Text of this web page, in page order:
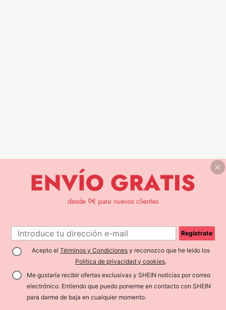
Regístrate
Acepto elTérminos y Condiciones y reconozco que he leído los
Política de privacidad y cookies.
Me gustaría recibir ofertas exclusivas y SHEIN noticias por correo
electrónico. Entiendo que puedo ponerme en contacto con SHEIN
para darme de baja en cualquier momento.